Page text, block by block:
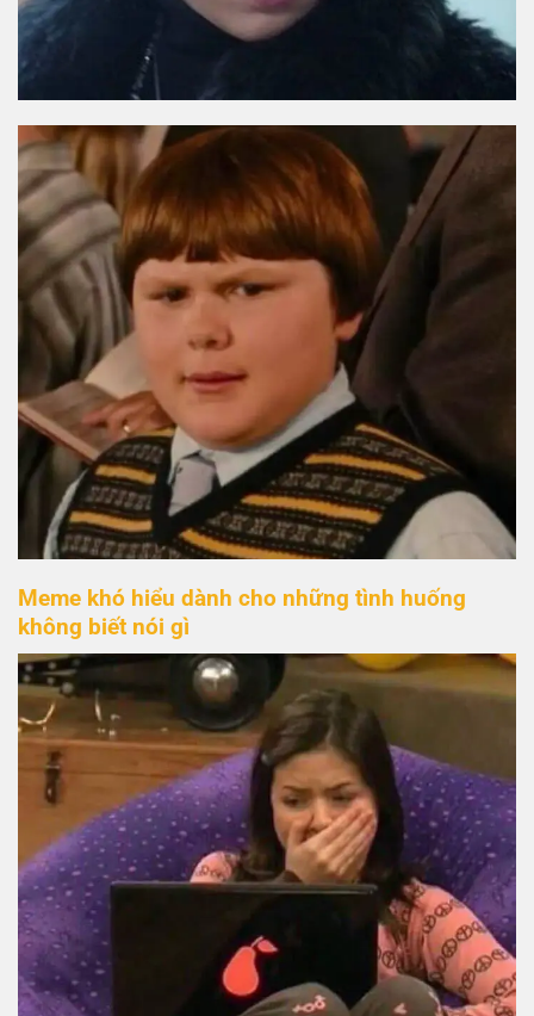
Meme khó hiểu dành cho những tình huống
không biết nói gì